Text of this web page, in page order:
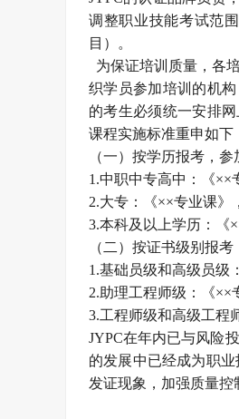
调整职业技能考试范
目）。
为保证培训质量，各
织学员参加培训的机
的考生必须统一安排
课程实施标准重申如下
（一）按学历报考，参
1.中职中专高中：《××
2.大专：《××专业课》
3.本科及以上学历：《
（二）按证书级别报
1.基础员级和高级员级
2.助理工程师级：《××
3.工程师级和高级工程
JYPC在年内已与风险
的发展中已经成为职
发证现象，加强质量控